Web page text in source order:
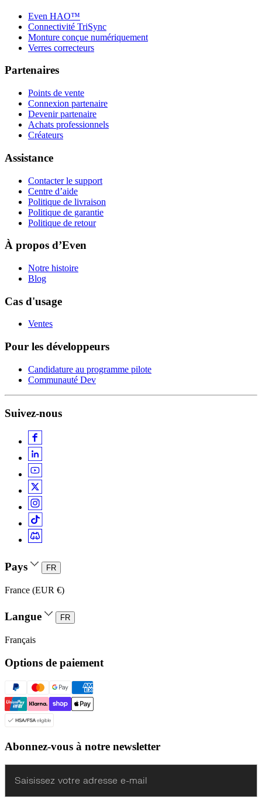
Even HAO™
Connectivité TriSync
Monture conçue numériquement
Verres correcteurs
Partenaires
Points de vente
Connexion partenaire
Devenir partenaire
Achats professionnels
Créateurs
Assistance
Contacter le support
Centre d’aide
Politique de livraison
Politique de garantie
Politique de retour
À propos d’Even
Notre histoire
Blog
Cas d'usage
Ventes
Pour les développeurs
Candidature au programme pilote
Communauté Dev
Suivez-nous
Pays FR
France (EUR €)
Langue FR
Français
Options de paiement
Abonnez-vous à notre newsletter